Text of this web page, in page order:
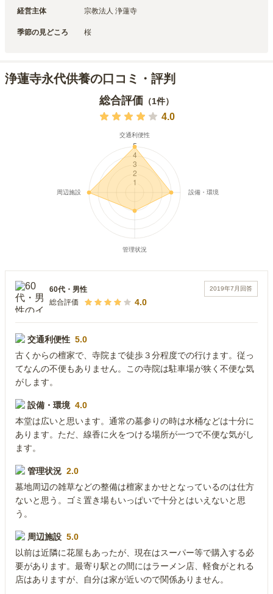
経営主体 宗教法人 浄蓮寺
季節の見どころ 桜
浄蓮寺永代供養の口コミ・評判
総合評価 （1件）
4.0
2019年7月 回答
60代 ・ 男性
総合評価
4.0
交通利便性 5.0
古くからの檀家で、寺院まで徒歩３分程度での行けます。従っ
てなんの不便もありません。この寺院は駐車場が狭く不便な気
がします。
設備・環境 4.0
本堂は広いと思います。通常の墓参りの時は水桶などは十分に
あります。ただ、線香に火をつける場所が一つで不便な気がし
ます。
管理状況 2.0
墓地周辺の雑草などの整備は檀家まかせとなっているのは仕方
ないと思う。ゴミ置き場もいっぱいで十分とはいえないと思
う。
周辺施設 5.0
以前は近隣に花屋もあったが、現在はスーパー等で購入する必
要があります。最寄り駅との間にはラーメン店、軽食がとれる
店はありますが、自分は家が近いので関係ありません。